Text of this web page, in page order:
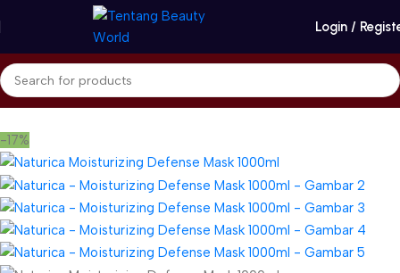
Login /
Beranda Naturica - RICA Solusi Rambut Normal & Kering
-17%